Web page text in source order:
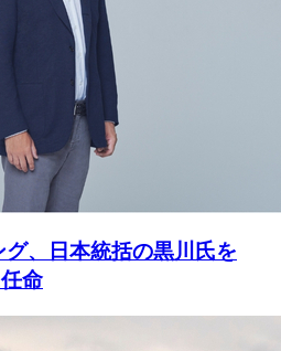
、日本統括の黒川氏を
命